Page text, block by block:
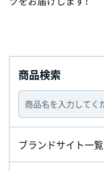
商品検索
ブランドサイト一覧